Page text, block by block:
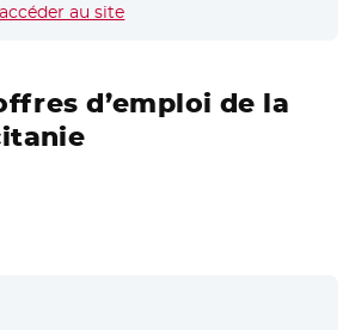
au site
d’emploi de la